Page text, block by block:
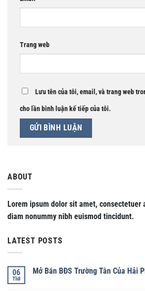
Trang web
Lưu tên của tôi, email, và trang web
cho lần bình luận kế tiếp của tôi.
ABOUT
Lorem ipsum dolor sit amet, consectetuer
diam nonummy nibh euismod tincidunt.
LATEST POSTS
06
Th8
Mở Bán BĐS Trường Tân Của Hải